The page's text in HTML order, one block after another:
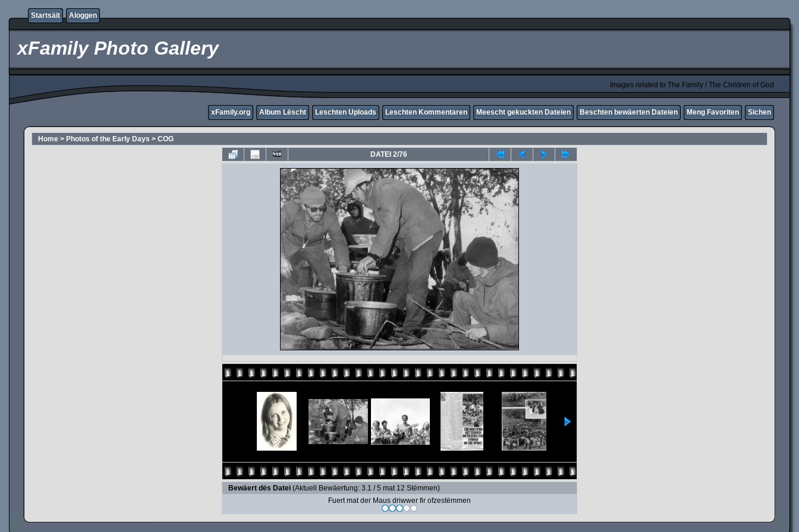
Startsäit Aloggen
xFamily Photo Gallery
Images related to The Family / The Children of God
xFamily.org Album Lëscht Leschten Uploads Leschten Kommentaren Meescht gekuckten Dateien Beschten bewäerten Dateien Meng Favoriten Sichen
Home > Photos of the Early Days > COG
DATEI 2/76
Bewäert dës Datei (Aktuell Bewäertung: 3.1 / 5 mat 12 Stëmmen)
Fuert mat der Maus driwwer fir ofzestëmmen